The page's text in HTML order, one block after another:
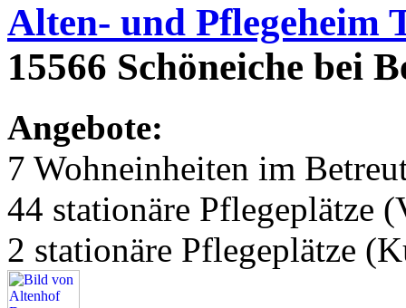
Alten- und Pflegeheim
15566 Schöneiche bei
Angebote:
7 Wohneinheiten im
44 stationäre Pflegeplätze
2 stationäre Pflegeplätze